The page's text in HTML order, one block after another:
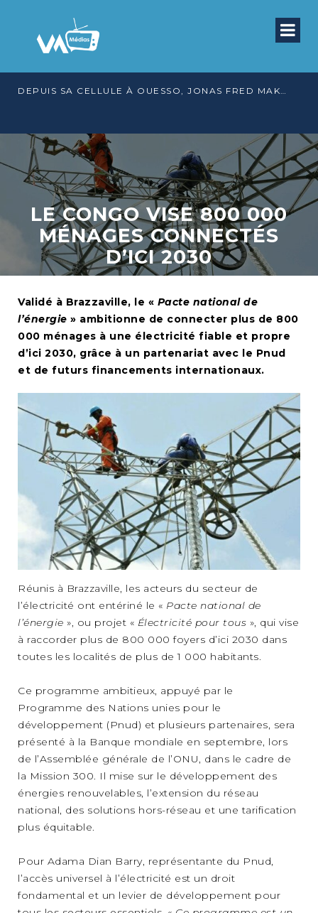
DEPUIS SA CELLULE À OUESSO, JONAS FRED MAKITA DÉNONCE CE QU’IL QUALIFIE DE DÉNI DE JUSTICE
LE CONGO VISE 800 000
MÉNAGES CONNECTÉS
D’ICI 2030
Validé à Brazzaville, le « Pacte national de
l’énergie » ambitionne de connecter plus de 800
000 ménages à une électricité fiable et propre
d’ici 2030, grâce à un partenariat avec le Pnud
et de futurs financements internationaux.
Réunis à Brazzaville, les acteurs du secteur de
l’électricité ont entériné le « Pacte national de
l’énergie », ou projet « Électricité pour tous », qui vise
à raccorder plus de 800 000 foyers d’ici 2030 dans
toutes les localités de plus de 1 000 habitants.
Ce programme ambitieux, appuyé par le
Programme des Nations unies pour le
développement (Pnud) et plusieurs partenaires, sera
présenté à la Banque mondiale en septembre, lors
de l’Assemblée générale de l’ONU, dans le cadre de
la Mission 300. Il mise sur le développement des
énergies renouvelables, l’extension du réseau
national, des solutions hors-réseau et une tarification
plus équitable.
Pour Adama Dian Barry, représentante du Pnud,
l’accès universel à l’électricité est un droit
fondamental et un levier de développement pour